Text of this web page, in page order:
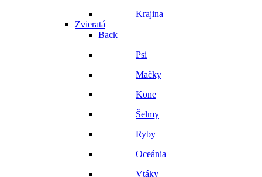
Krajina
Zvieratá
Back
Psi
Mačky
Kone
Šelmy
Ryby
Oceánia
Vtáky